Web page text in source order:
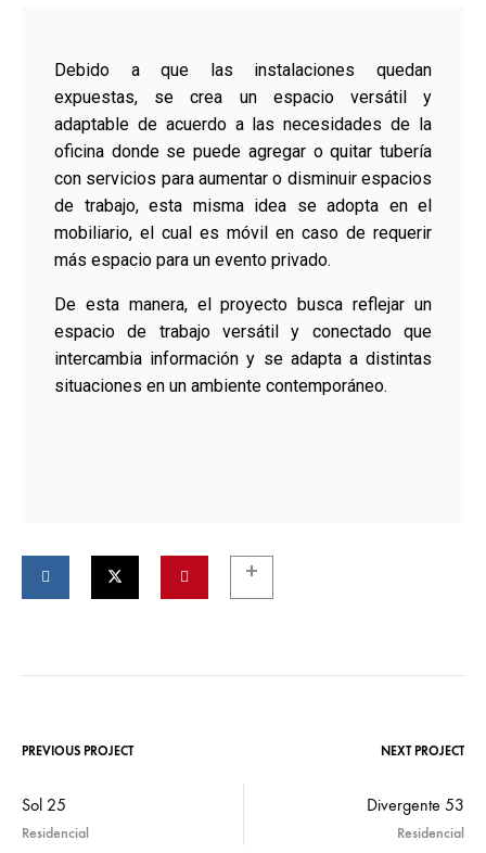
Debido a que las instalaciones quedan
expuestas, se crea un espacio versátil y
adaptable de acuerdo a las necesidades de la
oficina donde se puede agregar o quitar tubería
con servicios para aumentar o disminuir espacios
de trabajo, esta misma idea se adopta en el
mobiliario, el cual es móvil en caso de requerir
más espacio para un evento privado.
De esta manera, el proyecto busca reflejar un
espacio de trabajo versátil y conectado que
intercambia información y se adapta a distintas
situaciones en un ambiente contemporáneo.
PREVIOUS PROJECT NEXT PROJECT
Sol 25
Residencial
Divergente 53
Residencial